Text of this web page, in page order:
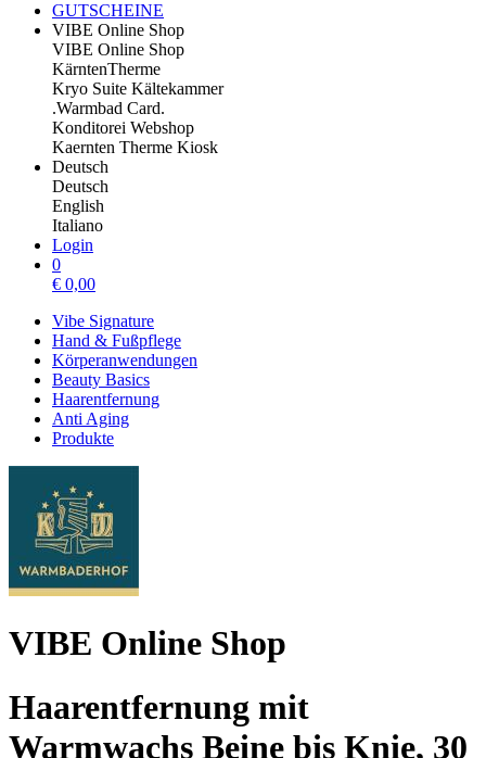
GUTSCHEINE
VIBE Online Shop
VIBE Online Shop
KärntenTherme
Kryo Suite Kältekammer
.Warmbad Card.
Konditorei Webshop
Kaernten Therme Kiosk
Deutsch
Deutsch
English
Italiano
Login
0
€ 0,00
Vibe Signature
Hand & Fußpflege
Körperanwendungen
Beauty Basics
Haarentfernung
Anti Aging
Produkte
VIBE Online Shop
Haarentfernung mit
Warmwachs Beine bis Knie, 30